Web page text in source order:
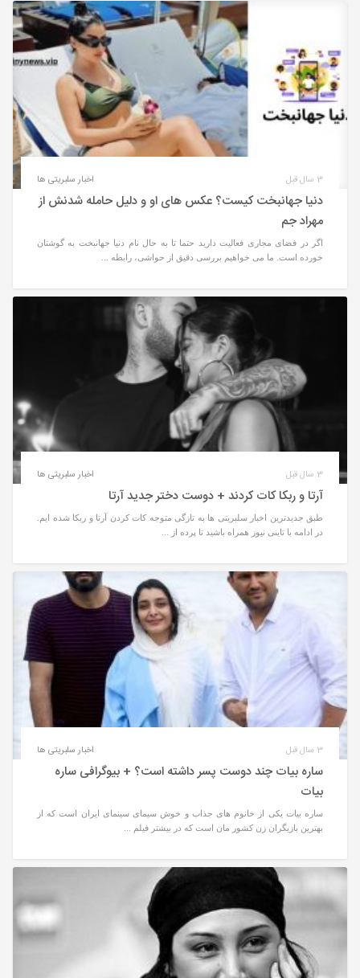
اخبار سلبریتی ها 3 سال قبل
دنیا جهانبخت کیست؟ عکس های او و دلیل حامله شدنش از
مهراد جم
اگر در فضای مجاری فعالیت دارید حتما تا به حال نام دنیا جهانبخت به گوشتان
خورده است. ما می خواهیم بررسی دقیق از حواشی، رابطه ...
اخبار سلبریتی ها 3 سال قبل
آرتا و ربکا کات کردند + دوست دختر جدید آرتا
طبق جدیدترین اخبار سلبریتی ها به تازگی متوجه کات کردن آرتا و ربکا شده ایم.
در ادامه با تاینی نیوز همراه باشید تا پرده از ...
اخبار سلبریتی ها 3 سال قبل
ساره بیات چند دوست پسر داشته است؟ + بیوگرافی ساره
بیات
ساره بیات یکی از خانوم های جذاب و خوش سیمای سینمای ایران است که از
بهترین بازیگران زن کشور مان است که در بیشتر فیلم ...